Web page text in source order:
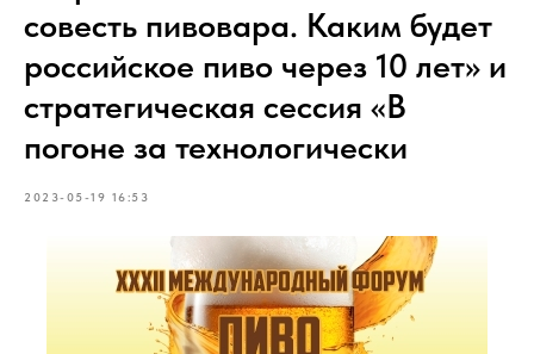
совесть пивовара. Каким будет
российское пиво через 10 лет» и
стратегическая сессия «В
погоне за технологически
2023-05-19 16:53